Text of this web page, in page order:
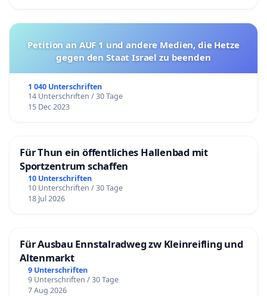
Petition an AUF 1 und andere Medien, die Hetze
gegen den Staat Israel zu beenden
1 040 Unterschriften
14 Unterschriften / 30 Tage
15 Dec 2023
Für Thun ein öffentliches Hallenbad mit
Sportzentrum schaffen
10 Unterschriften
10 Unterschriften / 30 Tage
18 Jul 2026
Für Ausbau Ennstalradweg zw Kleinreifling und
Altenmarkt
9 Unterschriften
9 Unterschriften / 30 Tage
7 Aug 2026